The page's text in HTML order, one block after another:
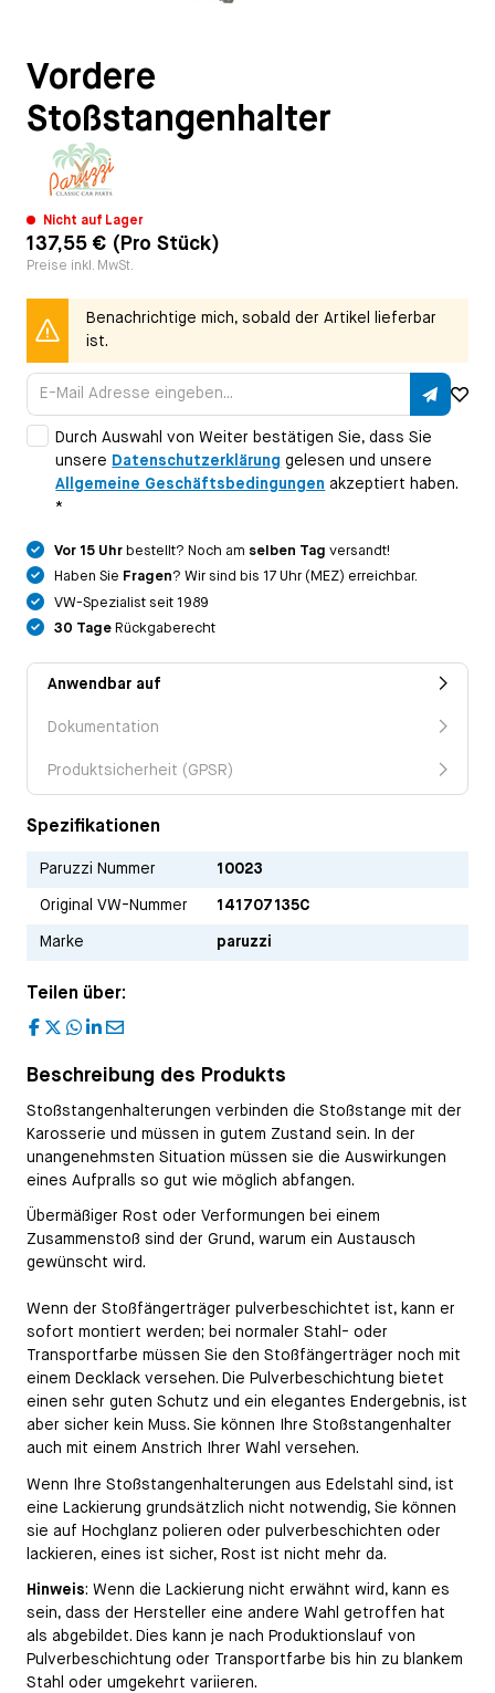
Beschreibung des Produkts
Stoßstangenhalterungen verbinden die Stoßstange mit der
Karosserie und müssen in gutem Zustand sein. In der
unangenehmsten Situation müssen sie die Auswirkungen
eines Aufpralls so gut wie möglich abfangen.
Übermäßiger Rost oder Verformungen bei einem
Zusammenstoß sind der Grund, warum ein Austausch
gewünscht wird.
Wenn der Stoßfängerträger pulverbeschichtet ist, kann er
sofort montiert werden; bei normaler Stahl- oder
Transportfarbe müssen Sie den Stoßfängerträger noch mit
einem Decklack versehen. Die Pulverbeschichtung bietet
einen sehr guten Schutz und ein elegantes Endergebnis, ist
aber sicher kein Muss. Sie können Ihre Stoßstangenhalter
auch mit einem Anstrich Ihrer Wahl versehen.
Wenn Ihre Stoßstangenhalterungen aus Edelstahl sind, ist
eine Lackierung grundsätzlich nicht notwendig, Sie können
sie auf Hochglanz polieren oder pulverbeschichten oder
lackieren, eines ist sicher, Rost ist nicht mehr da.
Hinweis: Wenn die Lackierung nicht erwähnt wird, kann es
sein, dass der Hersteller eine andere Wahl getroffen hat
als abgebildet. Dies kann je nach Produktionslauf von
Pulverbeschichtung oder Transportfarbe bis hin zu blankem
Stahl oder umgekehrt variieren.
Vordere
Stoßstangenhalter
Nicht auf Lager
137,55 € (Pro Stück)
Preise inkl. MwSt.
Benachrichtige mich, sobald der Artikel lieferbar
ist.
Durch Auswahl von Weiter bestätigen Sie, dass Sie
unsere Datenschutzerklärung gelesen und unsere
Allgemeine Geschäftsbedingungen akzeptiert haben.
*
Vor 15 Uhr bestellt? Noch am selben Tag versandt!
Haben Sie Fragen? Wir sind bis 17 Uhr (MEZ) erreichbar.
VW-Spezialist seit 1989
30 Tage Rückgaberecht
Anwendbar auf
Dokumentation
Produktsicherheit (GPSR)
Spezifikationen
Paruzzi Nummer 10023
Original VW-Nummer 141707135C
Marke paruzzi
Teilen über:
F
e
o
o
k
X
W
t
A
p
p
L
k
d
I
n
i